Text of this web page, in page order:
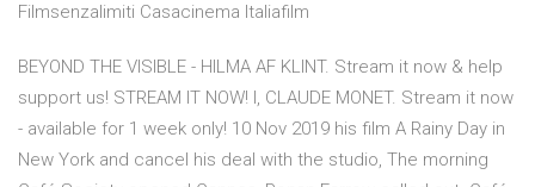
Filmsenzalimiti Casacinema Italiafilm
BEYOND THE VISIBLE - HILMA AF KLINT. Stream it now & help
support us! STREAM IT NOW! I, CLAUDE MONET. Stream it now
- available for 1 week only! 10 Nov 2019 his film A Rainy Day in
New York and cancel his deal with the studio, The morning